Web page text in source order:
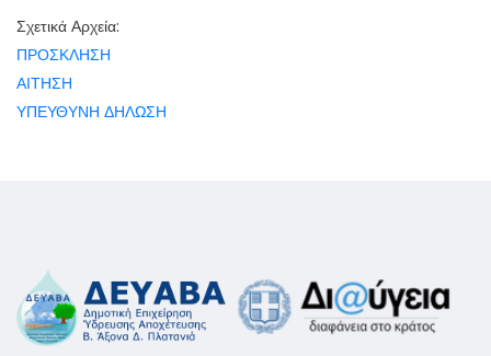
Σχετικά Αρχεία:
ΠΡΟΣΚΛΗΣΗ
ΑΙΤΗΣΗ
ΥΠΕΥΘΥΝΗ ΔΗΛΩΣΗ